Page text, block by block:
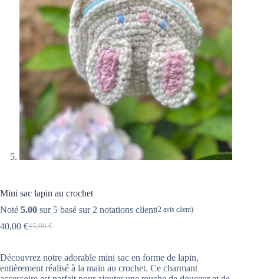
Mini sac lapin au crochet
Noté 5.00 sur 5 basé sur 2 notations client(2 avis client)
45,00€
40,00 €
Découvrez notre adorable mini sac en forme de lapin,
entièrement réalisé à la main au crochet. Ce charmant